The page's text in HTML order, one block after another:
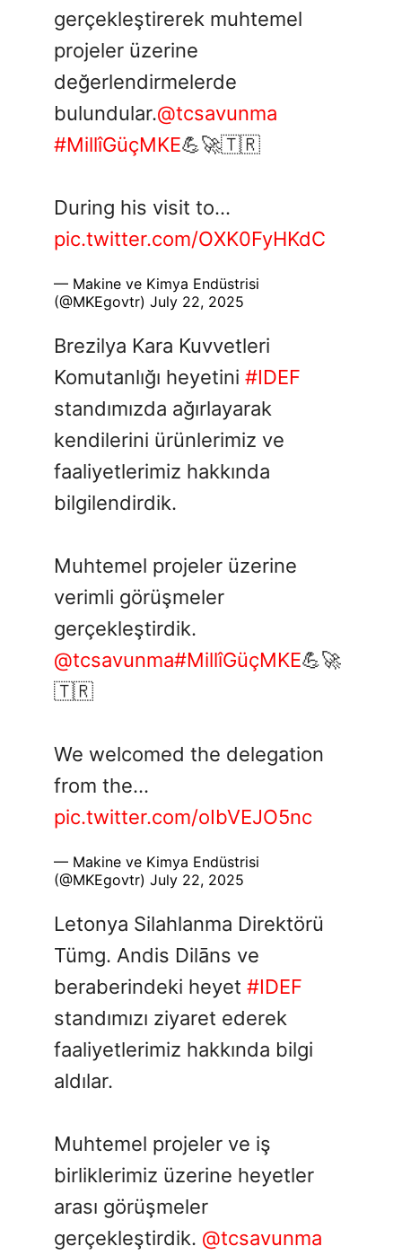
gerçekleştirerek muhtemel
projeler üzerine
değerlendirmelerde
bulundular.@tcsavunma
#MillîGüçMKE💪🚀🇹🇷
During his visit to…
pic.twitter.com/OXK0FyHKdC
— Makine ve Kimya Endüstrisi
(@MKEgovtr) July 22, 2025
Brezilya Kara Kuvvetleri
Komutanlığı heyetini #IDEF
standımızda ağırlayarak
kendilerini ürünlerimiz ve
faaliyetlerimiz hakkında
bilgilendirdik.
Muhtemel projeler üzerine
verimli görüşmeler
gerçekleştirdik.
@tcsavunma#MillîGüçMKE💪🚀
🇹🇷
We welcomed the delegation
from the…
pic.twitter.com/oIbVEJO5nc
— Makine ve Kimya Endüstrisi
(@MKEgovtr) July 22, 2025
Letonya Silahlanma Direktörü
Tümg. Andis Dilāns ve
beraberindeki heyet #IDEF
standımızı ziyaret ederek
faaliyetlerimiz hakkında bilgi
aldılar.
Muhtemel projeler ve iş
birliklerimiz üzerine heyetler
arası görüşmeler
gerçekleştirdik. @tcsavunma